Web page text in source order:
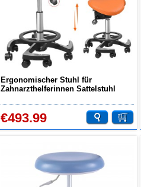
Ergonomischer Stuhl für
Zahnarzthelferinnen Sattelstuhl
Leder
€493.99